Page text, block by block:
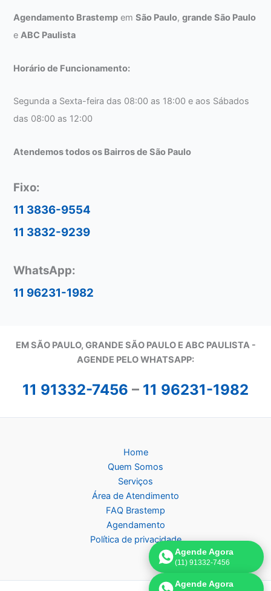
Agendamento Brastemp emSão Paulo,grande São Paulo
eABC Paulista
Horário de Funcionamento:
Segunda a Sexta-feira das 08:00 as 18:00 e aos Sábados
das 08:00 as 12:00
Atendemos todos os Bairros de São Paulo
Fixo:
11 3836-9554
11 3832-9239
WhatsApp:
11 96231-1982
EM SÃO PAULO, GRANDE SÃO PAULO E ABC PAULISTA -
AGENDE PELO WHATSAPP:
11 91332-7456 – 11 96231-1982
Home
Quem Somos
Serviços
Área de Atendimento
FAQ Brastemp
Agendamento
Política de privacidade
Agende Agora
(11) 91332-7456
Agende Agora